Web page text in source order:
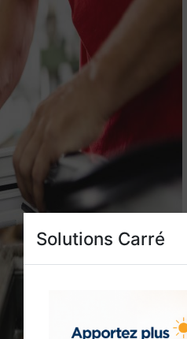
Solutions Carré